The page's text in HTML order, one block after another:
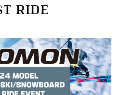
RIDE